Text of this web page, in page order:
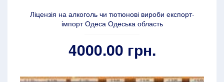
Ліцензія на алкоголь чи тютюнові вироби експорт-
імпорт Одеса Одеська область
4000.00 грн.